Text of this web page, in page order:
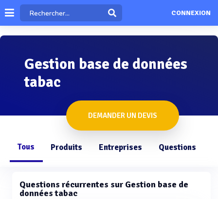
CONNEXION
Gestion base de données
tabac
DEMANDER UN DEVIS
Tous Produits Entreprises Questions
Questions récurrentes sur Gestion base de
données tabac